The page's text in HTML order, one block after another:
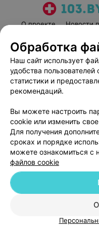
О проекте Новости
Пользовательское
Написать
Обработка
© 2026 ООО «Артокс Лаб», УНП
г. Минск, улица
Служба
Обработка
Наш сайт использует
удобства пользователей
статистики и
рекомендаций.
Вы можете настроить
cookie или изменить
Для получения
сроках и порядке
можете ознакомиться с
файлов cookie